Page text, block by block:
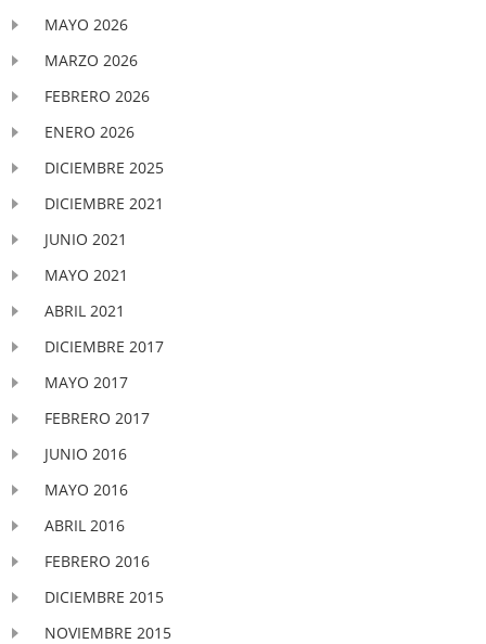
MAYO 2026
MARZO 2026
FEBRERO 2026
ENERO 2026
DICIEMBRE 2025
DICIEMBRE 2021
JUNIO 2021
MAYO 2021
ABRIL 2021
DICIEMBRE 2017
MAYO 2017
FEBRERO 2017
JUNIO 2016
MAYO 2016
ABRIL 2016
FEBRERO 2016
DICIEMBRE 2015
NOVIEMBRE 2015